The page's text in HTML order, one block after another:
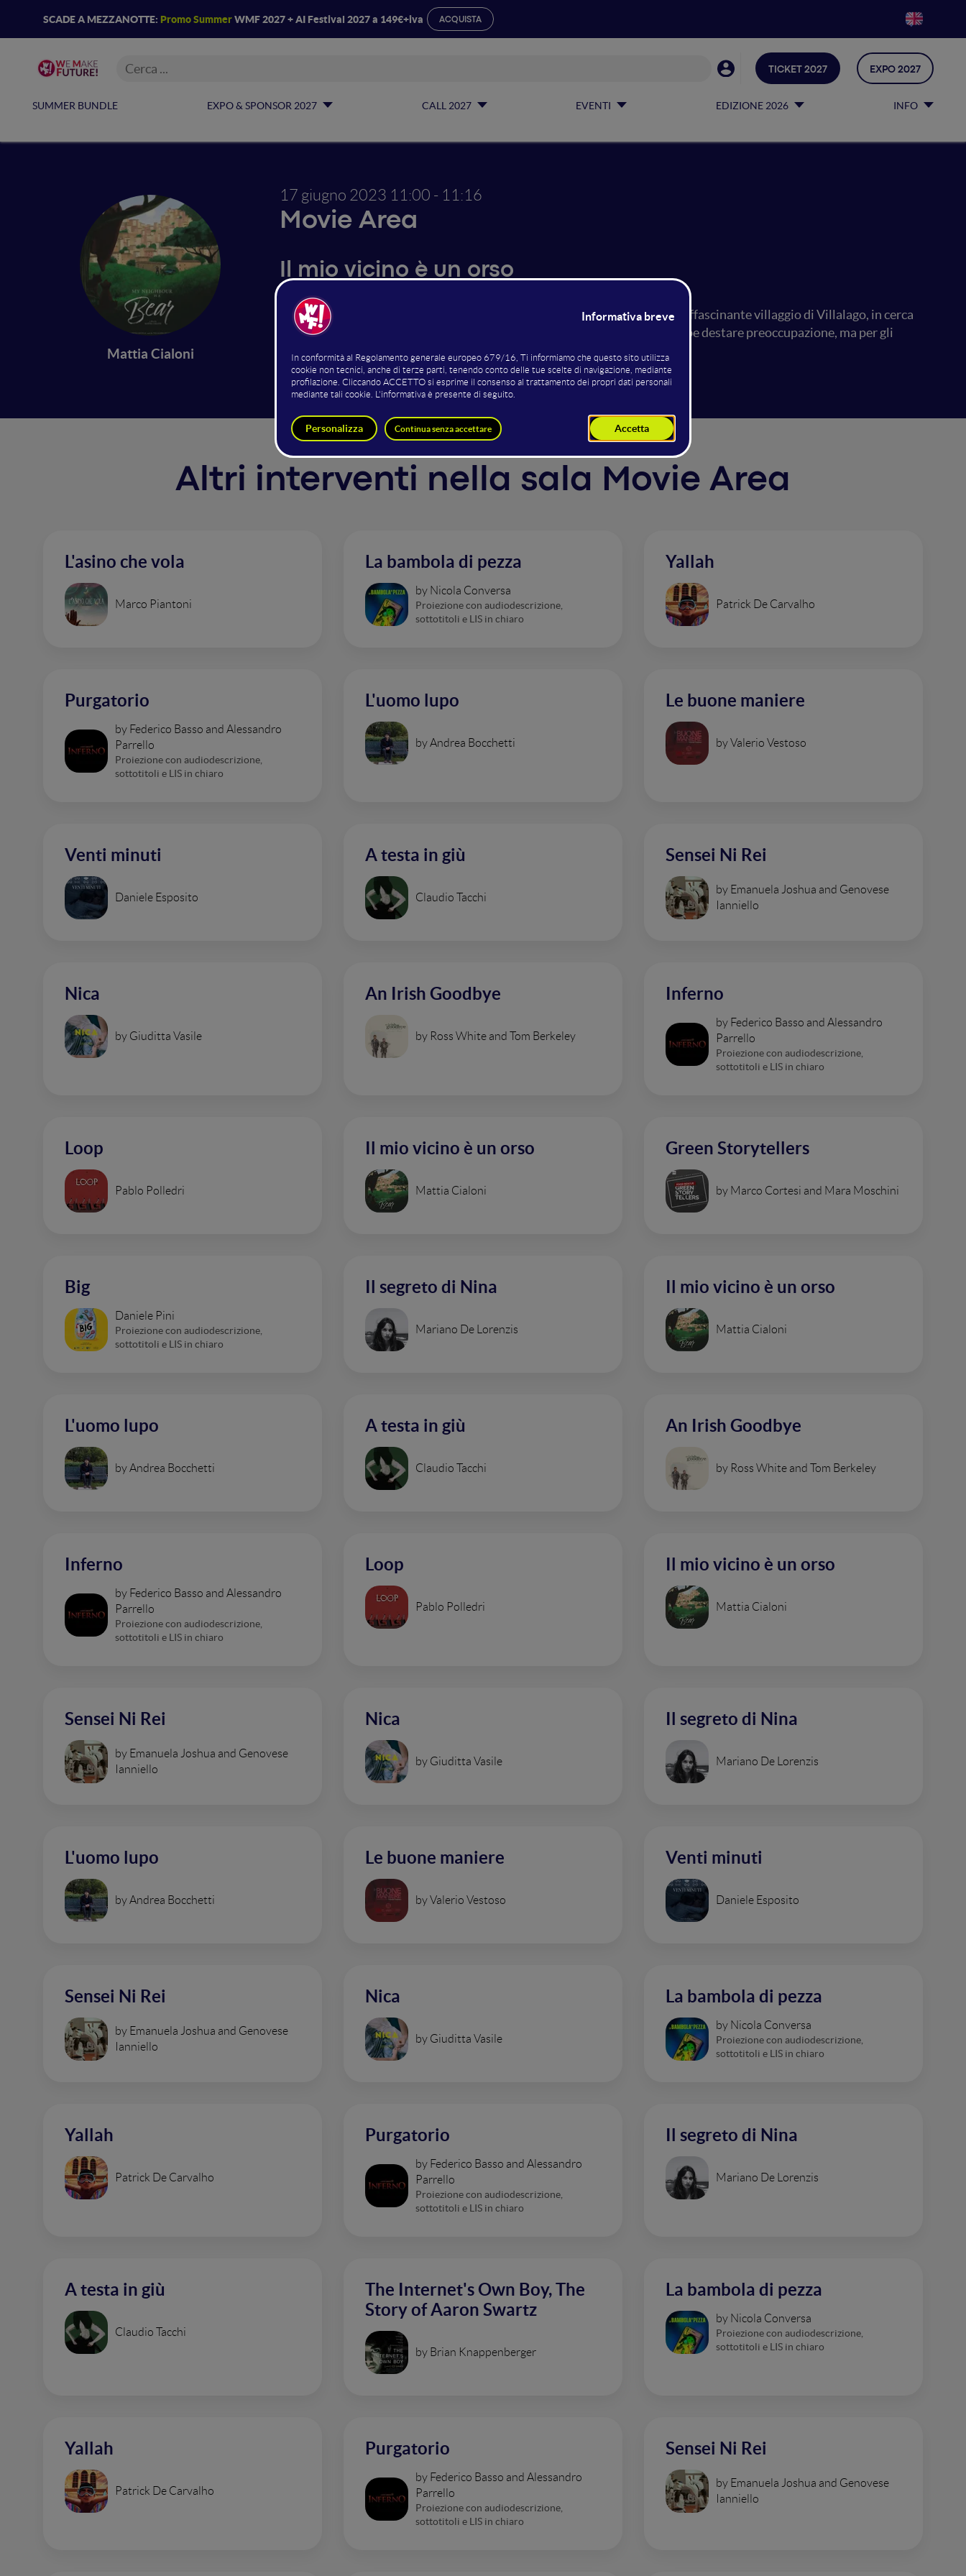
SCADE A MEZZANOTTE: Promo SummerWMF 2027 + AI Festival 2027 a 149€+iva ACQUISTA
SUMMER BUNDLE EXPO & SPONSOR 2027 CALL 2027 EVENTI EDIZIONE 2026 INFO
TICKET 2027 EXPO 2027
Mattia Cialoni
17 giugno 2023 11:00 - 11:16
Movie Area
Il mio vicino è un orso
Una rara famiglia di orsi marsicani scende dagli Appennini italiani fino all'affascinante villaggio di Villalago, in cerca
di cibo nei frutteti locali. Nella maggior parte delle persone questo potrebbe destare preoccupazione, ma per gli
abitanti di Villalago è una storia piuttosto diversa.
Altri interventi nella sala Movie Area
L'asino che vola
Marco Piantoni
La bambola di pezza
by Nicola Conversa
Proiezione con audiodescrizione,
sottotitoli e LIS in chiaro
Yallah
Patrick De Carvalho
Purgatorio
by Federico Basso and Alessandro
Parrello
Proiezione con audiodescrizione,
sottotitoli e LIS in chiaro
L'uomo lupo
by Andrea Bocchetti
Le buone maniere
by Valerio Vestoso
Venti minuti
Daniele Esposito
A testa in giù
Claudio Tacchi
Sensei Ni Rei
by Emanuela Joshua and Genovese
Ianniello
Nica
by Giuditta Vasile
An Irish Goodbye
by Ross White and Tom Berkeley
Inferno
by Federico Basso and Alessandro
Parrello
Proiezione con audiodescrizione,
sottotitoli e LIS in chiaro
Loop
Pablo Polledri
Il mio vicino è un orso
Mattia Cialoni
Green Storytellers
by Marco Cortesi and Mara Moschini
Big
Daniele Pini
Proiezione con audiodescrizione,
sottotitoli e LIS in chiaro
Il segreto di Nina
Mariano De Lorenzis
Il mio vicino è un orso
Mattia Cialoni
L'uomo lupo
by Andrea Bocchetti
A testa in giù
Claudio Tacchi
An Irish Goodbye
by Ross White and Tom Berkeley
Inferno
by Federico Basso and Alessandro
Parrello
Proiezione con audiodescrizione,
sottotitoli e LIS in chiaro
Loop
Pablo Polledri
Il mio vicino è un orso
Mattia Cialoni
Sensei Ni Rei
by Emanuela Joshua and Genovese
Ianniello
Nica
by Giuditta Vasile
Il segreto di Nina
Mariano De Lorenzis
L'uomo lupo
by Andrea Bocchetti
Le buone maniere
by Valerio Vestoso
Venti minuti
Daniele Esposito
Sensei Ni Rei
by Emanuela Joshua and Genovese
Ianniello
Nica
by Giuditta Vasile
La bambola di pezza
by Nicola Conversa
Proiezione con audiodescrizione,
sottotitoli e LIS in chiaro
Yallah
Patrick De Carvalho
Purgatorio
by Federico Basso and Alessandro
Parrello
Proiezione con audiodescrizione,
sottotitoli e LIS in chiaro
Il segreto di Nina
Mariano De Lorenzis
A testa in giù
Claudio Tacchi
The Internet's Own Boy, The
Story of Aaron Swartz
by Brian Knappenberger
La bambola di pezza
by Nicola Conversa
Proiezione con audiodescrizione,
sottotitoli e LIS in chiaro
Yallah
Patrick De Carvalho
Purgatorio
by Federico Basso and Alessandro
Parrello
Proiezione con audiodescrizione,
sottotitoli e LIS in chiaro
Sensei Ni Rei
by Emanuela Joshua and Genovese
Ianniello